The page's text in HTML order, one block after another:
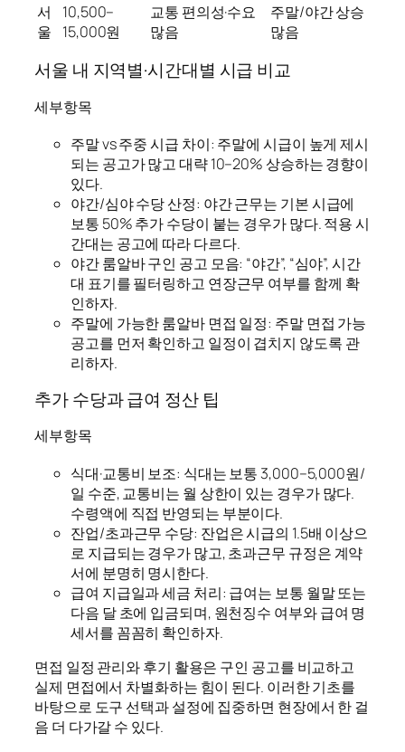
서
울
10,500–
15,000원
교통 편의성·수요
많음
주말/야간 상승
많음
서울 내 지역별·시간대별 시급 비교
세부항목
주말 vs 주중 시급 차이: 주말에 시급이 높게 제시
되는 공고가 많고 대략 10–20% 상승하는 경향이
있다.
야간/심야 수당 산정: 야간 근무는 기본 시급에
보통 50% 추가 수당이 붙는 경우가 많다. 적용 시
간대는 공고에 따라 다르다.
야간 룸알바 구인 공고 모음: “야간”, “심야”, 시간
대 표기를 필터링하고 연장근무 여부를 함께 확
인하자.
주말에 가능한 룸알바 면접 일정: 주말 면접 가능
공고를 먼저 확인하고 일정이 겹치지 않도록 관
리하자.
추가 수당과 급여 정산 팁
세부항목
식대·교통비 보조: 식대는 보통 3,000–5,000원/
일 수준, 교통비는 월 상한이 있는 경우가 많다.
수령액에 직접 반영되는 부분이다.
잔업/초과근무 수당: 잔업은 시급의 1.5배 이상으
로 지급되는 경우가 많고, 초과근무 규정은 계약
서에 분명히 명시한다.
급여 지급일과 세금 처리: 급여는 보통 월말 또는
다음 달 초에 입금되며, 원천징수 여부와 급여 명
세서를 꼼꼼히 확인하자.
면접 일정 관리와 후기 활용은 구인 공고를 비교하고
실제 면접에서 차별화하는 힘이 된다. 이러한 기초를
바탕으로 도구 선택과 설정에 집중하면 현장에서 한 걸
음 더 다가갈 수 있다.